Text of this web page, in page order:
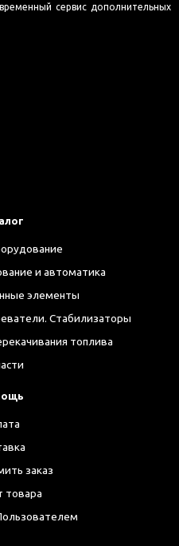
сервис дополнительных
и автоматика
элементы
Стабилизаторы
топлива
заказ
товара